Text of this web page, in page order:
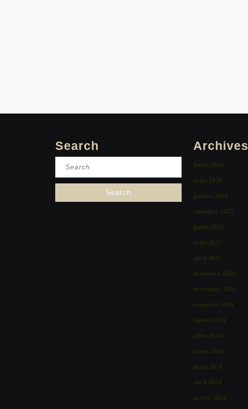
Search Archives
junho 2026
maio 2026
janeiro 2026
setembro 2025
junho 2025
maio 2025
abril 2025
dezembro 2024
novembro 2024
setembro 2024
agosto 2024
julho 2024
junho 2024
maio 2024
abril 2024
março 2024